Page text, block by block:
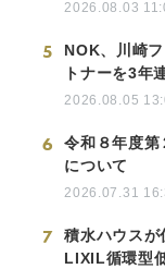
2026.08.03
5
NOK、川崎
トナーを3年
2026.08.05
6
令和８年度第
について
2026.07.31
7
積水ハウスが
LIXIL循環型